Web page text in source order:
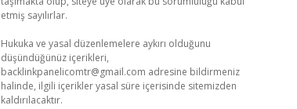
etmiş sayılırlar.
Hukuka ve yasal düzenlemelere aykırı olduğunu
düşündüğünüz içerikleri,
backlinkpanelicomtr@gmail.com adresine bildirmeniz
halinde, ilgili içerikler yasal süre içerisinde sitemizden
kaldırılacaktır.